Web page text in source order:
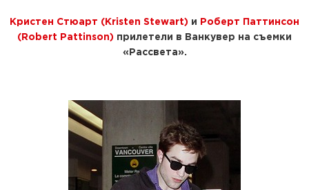
Кристен Стюарт (Kristen Stewart) и
Роберт Паттинсон
(Robert Pattinson) прилетели в Ванкувер на съемки
«Рассвета».